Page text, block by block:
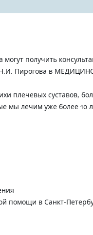
получить
Н.И. Пирогова в
плечевых суставов,
мы лечим уже более 10
помощи в Санкт-